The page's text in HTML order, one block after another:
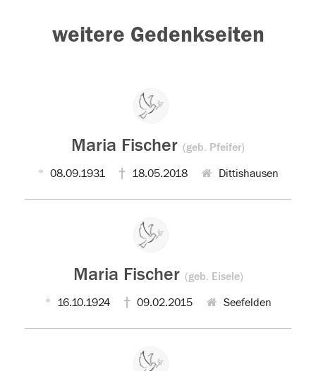
weitere Gedenkseiten
Maria Fischer (geb. Pfeifer)
08.09.1931 18.05.2018 Dittishausen
Maria Fischer (geb. Eisele)
16.10.1924 09.02.2015 Seefelden